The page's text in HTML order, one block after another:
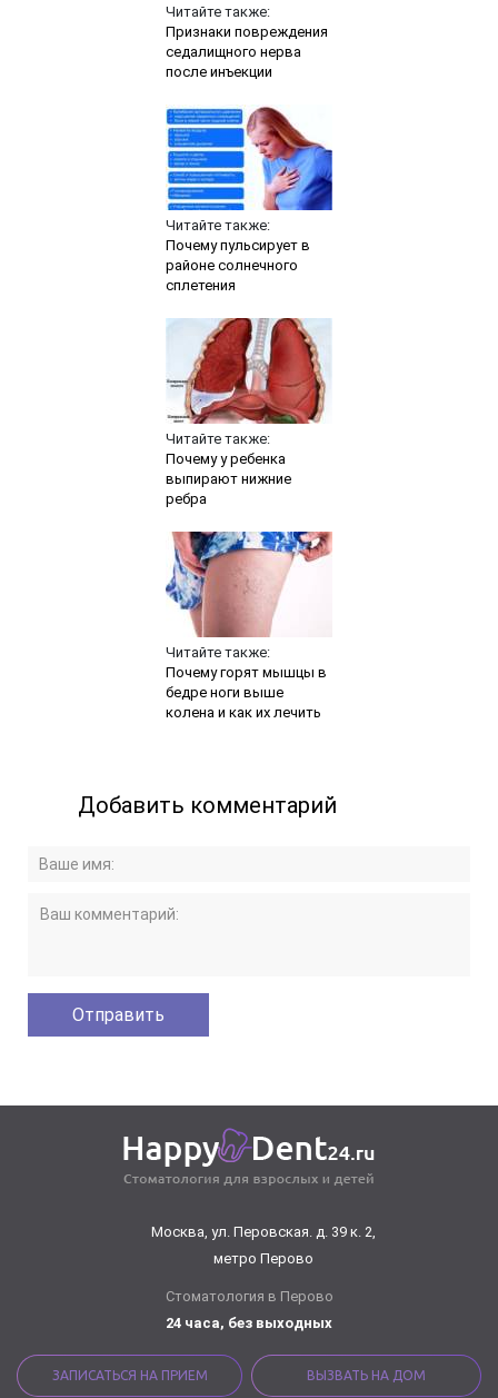
Читайте также:
Признаки повреждения
седалищного нерва
после инъекции
Читайте также:
Почему пульсирует в
районе солнечного
сплетения
Читайте также:
Почему у ребенка
выпирают нижние
ребра
Читайте также:
Почему горят мышцы в
бедре ноги выше
колена и как их лечить
Добавить комментарий
Москва, ул. Перовская. д. 39 к. 2,
метро Перово
Стоматология в Перово
24 часа, без выходных
ЗАПИСАТЬСЯ НА ПРИЕМ ВЫЗВАТЬ НА ДОМ